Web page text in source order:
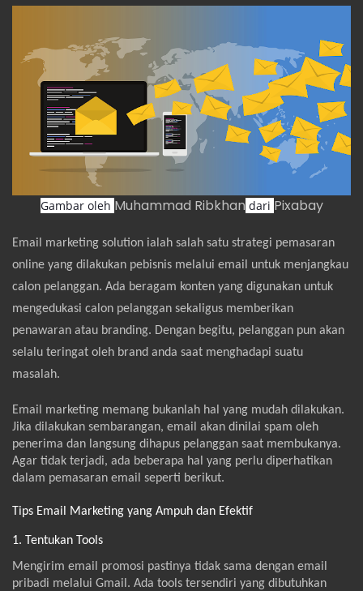
Gambar oleh Muhammad Ribkhan dari Pixabay
Email marketing solution ialah salah satu strategi pemasaran
online yang dilakukan pebisnis melalui email untuk menjangkau
calon pelanggan. Ada beragam konten yang digunakan untuk
mengedukasi calon pelanggan sekaligus memberikan
penawaran atau branding. Dengan begitu, pelanggan pun akan
selalu teringat oleh brand anda saat menghadapi suatu
masalah.
Email marketing memang bukanlah hal yang mudah dilakukan.
Jika dilakukan sembarangan, email akan dinilai spam oleh
penerima dan langsung dihapus pelanggan saat membukanya.
Agar tidak terjadi, ada beberapa hal yang perlu diperhatikan
dalam pemasaran email seperti berikut.
Tips Email Marketing yang Ampuh dan Efektif
1. Tentukan Tools
Mengirim email promosi pastinya tidak sama dengan email
pribadi melalui Gmail. Ada tools tersendiri yang dibutuhkan